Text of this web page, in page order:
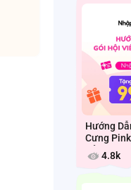
Hướng
Cưng
Cả Tháng
4.8k